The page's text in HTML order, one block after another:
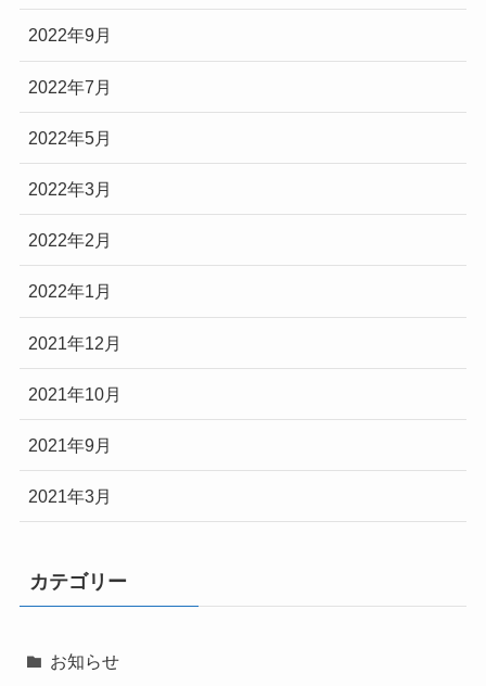
2022年9月
2022年7月
2022年5月
2022年3月
2022年2月
2022年1月
2021年12月
2021年10月
2021年9月
2021年3月
カテゴリー
お知らせ